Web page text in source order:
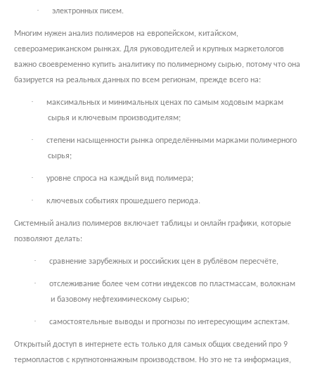
· электронных писем.
Многим нужен анализ полимеров на европейском, китайском,
североамериканском рынках. Для руководителей и крупных маркетологов
важно своевременно купить аналитику по полимерному сырью, потому что она
базируется на реальных данных по всем регионам, прежде всего на:
·
максимальных и минимальных ценах по самым ходовым маркам
сырья и ключевым производителям;
·
степени насыщенности рынка определёнными марками полимерного
сырья;
· уровне спроса на каждый вид полимера;
· ключевых событиях прошедшего периода.
Системный анализ полимеров включает таблицы и онлайн графики, которые
позволяют делать:
· сравнение зарубежных и российских цен в рублёвом пересчёте,
·
отслеживание более чем сотни индексов по пластмассам, волокнам
и базовому нефтехимическому сырью;
· самостоятельные выводы и прогнозы по интересующим аспектам.
Открытый доступ в интернете есть только для самых общих сведений про 9
термопластов с крупнотоннажным производством. Но это не та информация,